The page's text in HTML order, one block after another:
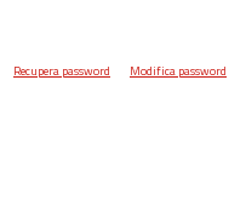
Recupera password Modifica password